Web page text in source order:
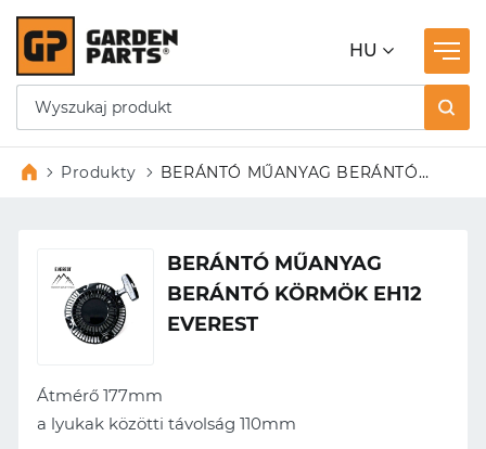
HU
Produkty
BERÁNTÓ MŰANYAG BERÁNTÓ
BERÁNTÓ MŰANYAG
BERÁNTÓ KÖRMÖK EH12
EVEREST
Átmérő 177mm
a lyukak közötti távolság 110mm